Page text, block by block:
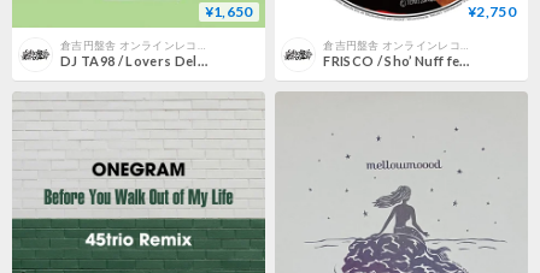
¥1,650
DJ TA98 / Lovers Delight 2 (MIX CD)
¥2,750
FRISCO / Sho’ Nuff feat. Spinna B-ILL[ピクチャー盤] (新品7"レコード) 2nd プレス